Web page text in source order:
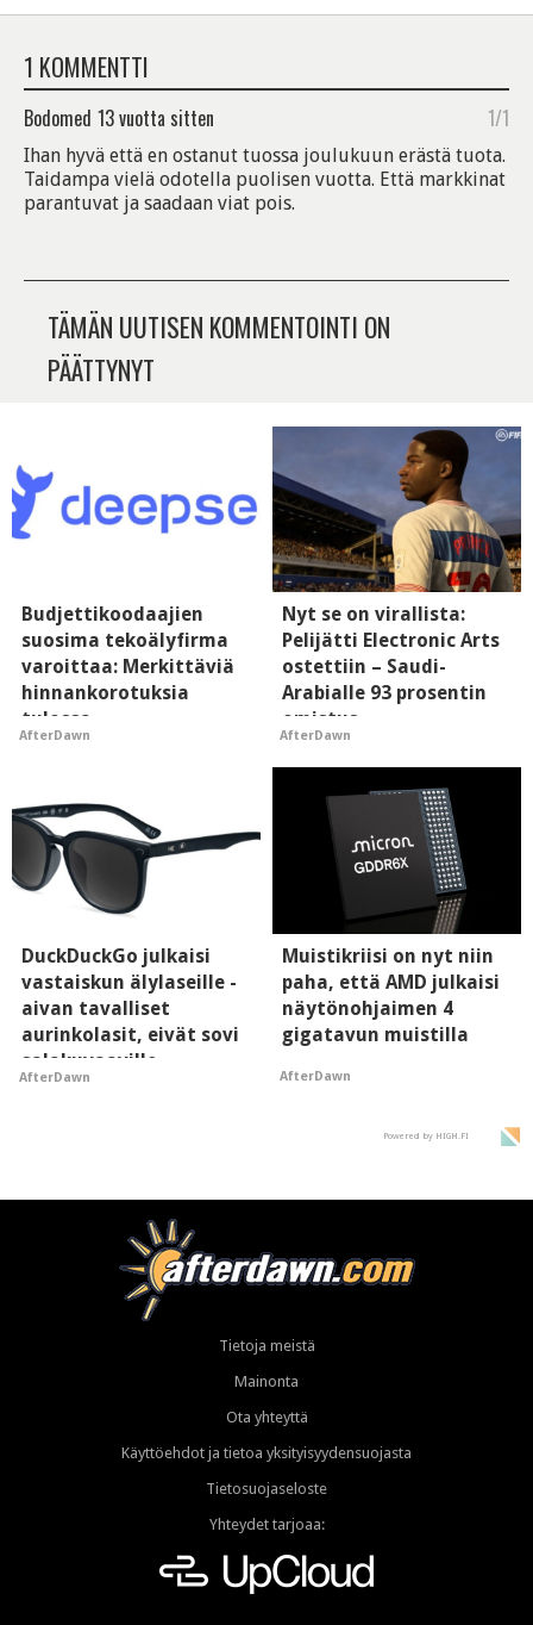
1 KOMMENTTI
Bodomed 13 vuotta sitten 1/1
Ihan hyvä että en ostanut tuossa joulukuun erästä tuota.
Taidampa vielä odotella puolisen vuotta. Että markkinat
parantuvat ja saadaan viat pois.
TÄMÄN UUTISEN KOMMENTOINTI ON
PÄÄTTYNYT
Budjettikoodaajien
suosima tekoälyfirma
varoittaa: Merkittäviä
hinnankorotuksia
tulossa
AfterDawn
Nyt se on virallista:
Pelijätti Electronic Arts
ostettiin – Saudi-
Arabialle 93 prosentin
omistus
AfterDawn
DuckDuckGo julkaisi
vastaiskun älylaseille -
aivan tavalliset
aurinkolasit, eivät sovi
salakuvaaville
hyypiöille
AfterDawn
Muistikriisi on nyt niin
paha, että AMD julkaisi
näytönohjaimen 4
gigatavun muistilla
AfterDawn
Powered by HIGH.FI
Tietoja meistä
Mainonta
Ota yhteyttä
Käyttöehdot ja tietoa yksityisyydensuojasta
Tietosuojaseloste
Yhteydet tarjoaa: